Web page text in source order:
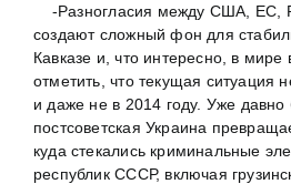
-Разногласия между США, ЕС,
создают сложный фон для
Кавказе и, что интересно, в
отметить, что текущая ситуация
и даже не в 2014 году. Уже давно
постсоветская Украина
куда стекались криминальные
республик СССР, включая